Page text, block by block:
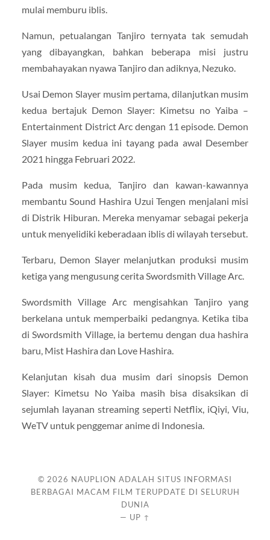
mulai memburu iblis.
Namun, petualangan Tanjiro ternyata tak semudah
yang dibayangkan, bahkan beberapa misi justru
membahayakan nyawa Tanjiro dan adiknya, Nezuko.
Usai Demon Slayer musim pertama, dilanjutkan musim
kedua bertajuk Demon Slayer: Kimetsu no Yaiba –
Entertainment District Arc dengan 11 episode. Demon
Slayer musim kedua ini tayang pada awal Desember
2021 hingga Februari 2022.
Pada musim kedua, Tanjiro dan kawan-kawannya
membantu Sound Hashira Uzui Tengen menjalani misi
di Distrik Hiburan. Mereka menyamar sebagai pekerja
untuk menyelidiki keberadaan iblis di wilayah tersebut.
Terbaru, Demon Slayer melanjutkan produksi musim
ketiga yang mengusung cerita Swordsmith Village Arc.
Swordsmith Village Arc mengisahkan Tanjiro yang
berkelana untuk memperbaiki pedangnya. Ketika tiba
di Swordsmith Village, ia bertemu dengan dua hashira
baru, Mist Hashira dan Love Hashira.
Kelanjutan kisah dua musim dari sinopsis Demon
Slayer: Kimetsu No Yaiba masih bisa disaksikan di
sejumlah layanan streaming seperti Netflix, iQiyi, Viu,
WeTV untuk penggemar anime di Indonesia.
© 2026 NAUPLION ADALAH SITUS INFORMASI
BERBAGAI MACAM FILM TERUPDATE DI SELURUH
DUNIA
— UP ↑